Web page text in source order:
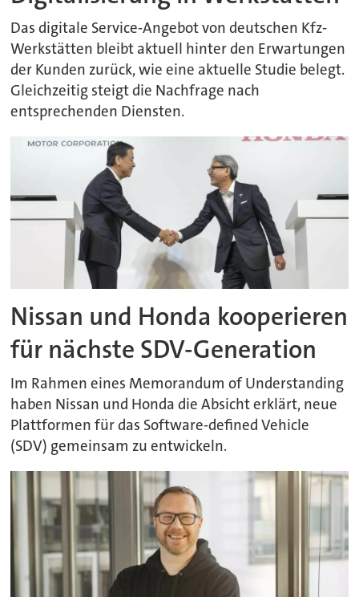
Das digitale Service-Angebot von deutschen Kfz-
Werkstätten bleibt aktuell hinter den Erwartungen
der Kunden zurück, wie eine aktuelle Studie belegt.
Gleichzeitig steigt die Nachfrage nach
entsprechenden Diensten.
Nissan und Honda kooperieren
für nächste SDV-Generation
Im Rahmen eines Memorandum of Understanding
haben Nissan und Honda die Absicht erklärt, neue
Plattformen für das Software-defined Vehicle
(SDV) gemeinsam zu entwickeln.